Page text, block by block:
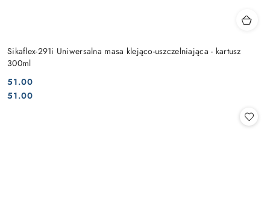
Sikaflex-291i Uniwersalna masa klejąco-uszczelniająca - kartusz
300ml
Cena:
51.00
Cena:
51.00